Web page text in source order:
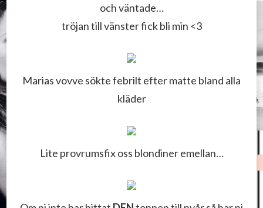
och väntade…
tröjan till vänster fick bli min <3
Marias vovve sökte febrilt efter matte bland alla
kläder
Lite provrumsfix oss blondiner emellan…